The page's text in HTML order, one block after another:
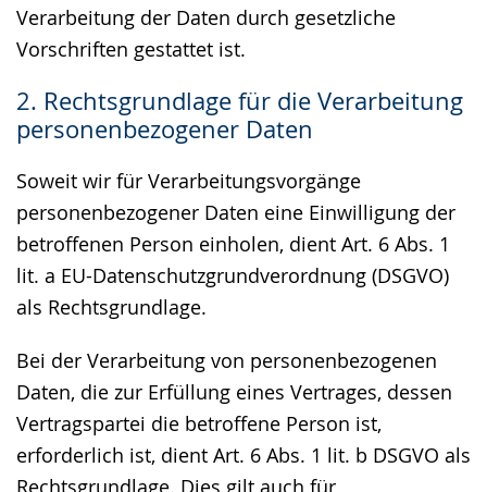
Verarbeitung der Daten durch gesetzliche
Vorschriften gestattet ist.
2. Rechtsgrundlage für die Verarbeitung
personenbezogener Daten
Soweit wir für Verarbeitungsvorgänge
personenbezogener Daten eine Einwilligung der
betroffenen Person einholen, dient Art. 6 Abs. 1
lit. a EU-Datenschutzgrundverordnung (DSGVO)
als Rechtsgrundlage.
Bei der Verarbeitung von personenbezogenen
Daten, die zur Erfüllung eines Vertrages, dessen
Vertragspartei die betroffene Person ist,
erforderlich ist, dient Art. 6 Abs. 1 lit. b DSGVO als
Rechtsgrundlage. Dies gilt auch für